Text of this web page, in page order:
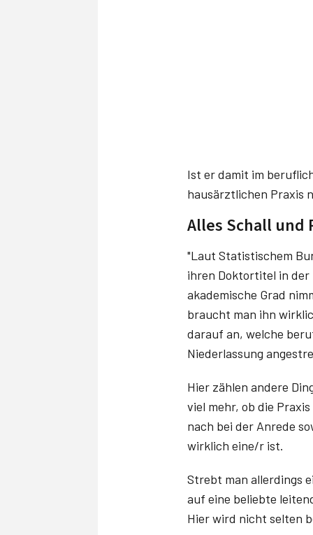
Ist er damit im
hausärztlichen Praxis
Alles Schall und
"Laut Statistischem
ihren Doktortitel in der
akademische Grad
braucht man ihn
darauf an, welche
Niederlassung
Hier zählen andere
viel mehr, ob die
nach bei der Anrede
wirklich eine/r ist.
Strebt man allerdings
auf eine beliebte
Hier wird nicht selten